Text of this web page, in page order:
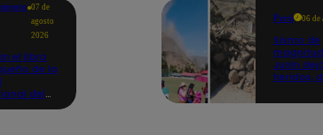
07 de
agosto
2026
el libro
de la
del
Perú 06 de
Sismo de
Junín
heridos,
propició